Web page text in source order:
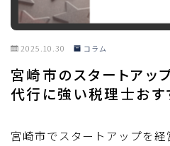
2025.10.30 コラム
宮崎市のスタートアッ
代行に強い税理士おす
宮崎市でスタートアップを